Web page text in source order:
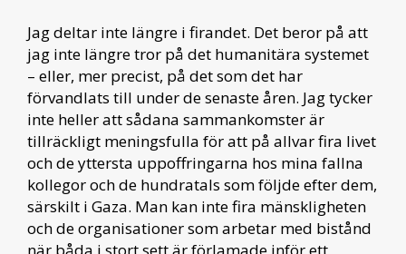
Jag deltar inte längre i firandet. Det beror på att
jag inte längre tror på det humanitära systemet
– eller, mer precist, på det som det har
förvandlats till under de senaste åren. Jag tycker
inte heller att sådana sammankomster är
tillräckligt meningsfulla för att på allvar fira livet
och de yttersta uppoffringarna hos mina fallna
kollegor och de hundratals som följde efter dem,
särskilt i Gaza. Man kan inte fira mänskligheten
och de organisationer som arbetar med bistånd